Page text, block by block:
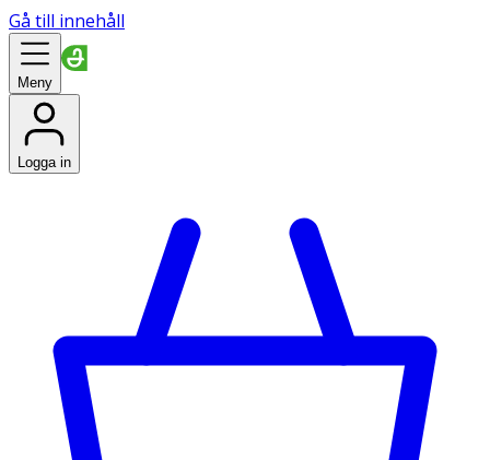
Gå till innehåll
Meny
Logga in